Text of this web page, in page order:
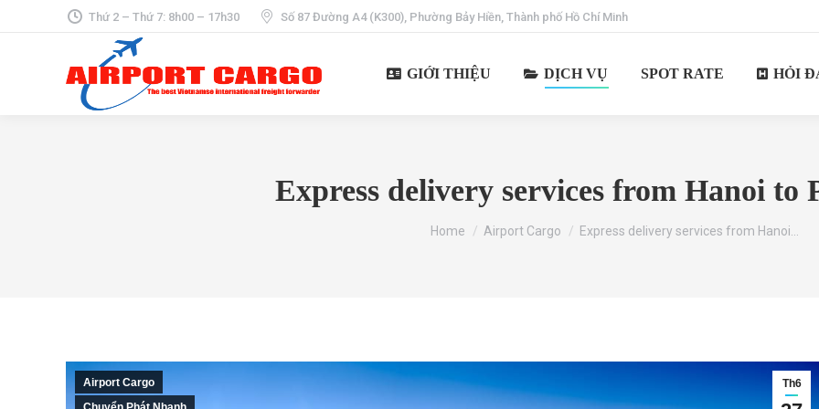
Thứ 2 – Thứ 7: 8h00 – 17h30 Số 87 Đường A4 (K300), Phường Bảy Hiền, Thành phố Hồ Chí Minh
GIỚI THIỆU DỊCH VỤ SPOT RATE HỎI
Express delivery services from Hanoi to
You are here:
Home Airport Cargo Express delivery services from Hanoi…
Th6
Airport Cargo